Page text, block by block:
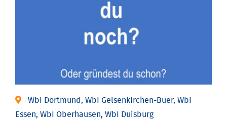
WbI Dortmund, WbI Gelsenkirchen-Buer, WbI
Essen, WbI Oberhausen, WbI Duisburg